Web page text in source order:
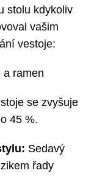
stolu kdykoliv
vašim
vestoje:
a ramen
se zvyšuje
45 %.
Sedavý
řady